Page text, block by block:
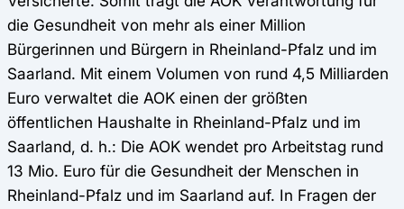
die Gesundheit von mehr als einer Million
Bürgerinnen und Bürgern in Rheinland-Pfalz und im
Saarland. Mit einem Volumen von rund 4,5 Milliarden
Euro verwaltet die AOK einen der größten
öffentlichen Haushalte in Rheinland-Pfalz und im
Saarland, d. h.: Die AOK wendet pro Arbeitstag rund
13 Mio. Euro für die Gesundheit der Menschen in
Rheinland-Pfalz und im Saarland auf. In Fragen der